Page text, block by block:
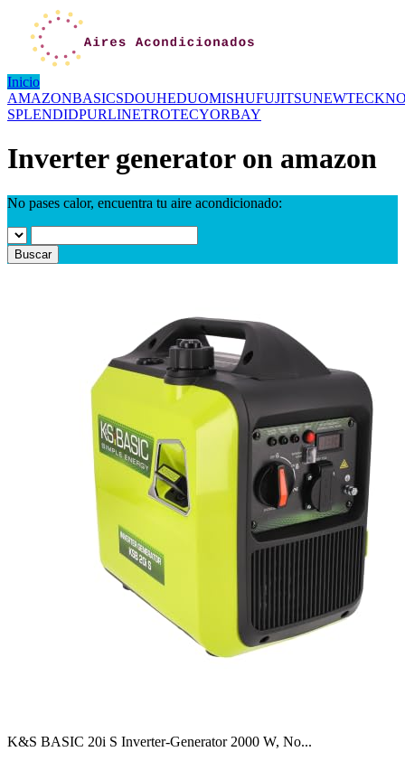
Inicio
AMAZONBASICSDOUHEDUOMISHUFUJITSUNEWTECK
SPLENDIDPURLINETROTECYORBAY
Inverter generator on amazon
No pases calor, encuentra tu aire acondicionado:
Buscar
K&S BASIC 20i S Inverter-Generator 2000 W, No...